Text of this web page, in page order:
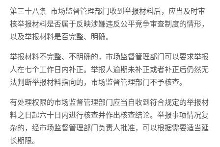
第三十八条 市场监督管理部门收到举报材料后，应当及时审
核举报材料是否属于反映涉嫌违反公平竞争审查制度的情形，
以及举报材料是否完整、明确。
举报材料不完整、不明确的，市场监督管理部门可以要求举报
人在七个工作日内补正。举报人逾期未补正或者补正后仍然无
法判断举报材料指向的，市场监督管理部门不予核查。
有处理权限的市场监督管理部门应当自收到符合规定的举报材
料之日起六十日内进行核查并作出核查结论。 举报事项情况复
杂的，经市场监督管理部门负责人批准，可以根据需要适当延
长期限。